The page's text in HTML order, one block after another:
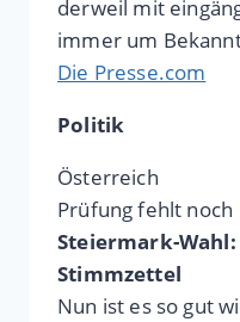
derweil mit
immer um
Die Presse.com
Politik
Österreich
Prüfung fehlt noch
Steiermark-
Stimmzettel
Nun ist es so gut